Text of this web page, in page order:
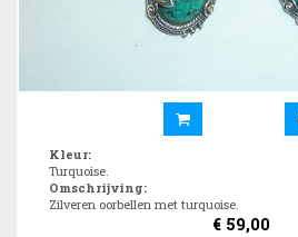
Kleur:
Turquoise.
Omschrijving:
Zilveren oorbellen met turquoise.
€ 59,00